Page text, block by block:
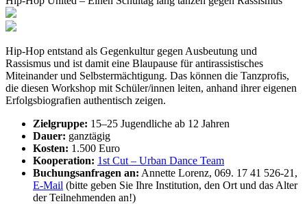
Hip-Hop entstand als Gegenkultur gegen Ausbeutung und
Rassismus und ist damit eine Blaupause für antirassistisches
Miteinander und Selbstermächtigung. Das können die Tanzprofis,
die diesen Workshop mit Schüler/innen leiten, anhand ihrer eigenen
Erfolgsbiografien authentisch zeigen.
Zielgruppe: 15–25 Jugendliche ab 12 Jahren
Dauer: ganztägig
Kosten: 1.500 Euro
Kooperation: 1st Cut – Urban Dance Team
Buchungsanfragen an: Annette Lorenz, 069. 17 41 526-21,
E-Mail (bitte geben Sie Ihre Institution, den Ort und das Alter
der Teilnehmenden an!)